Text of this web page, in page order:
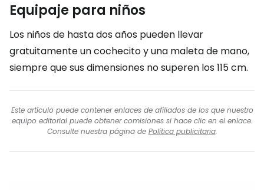
Equipaje para niños
Los niños de hasta dos años pueden llevar
gratuitamente un cochecito y una maleta de mano,
siempre que sus dimensiones no superen los 115 cm.
Este artículo puede contener enlaces de afiliados de los que nuestro
equipo editorial puede obtener comisiones si hace clic en el enlace.
Consulte nuestra página de Política publicitaria.